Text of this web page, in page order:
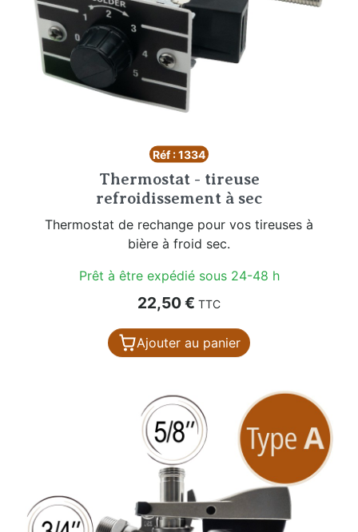
Réf : 1334
Thermostat - tireuse
refroidissement à sec
Thermostat de rechange pour vos tireuses à
bière à froid sec.
Prêt à être expédié sous 24-48 h
Prix
22,50 € TTC
Ajouter au panier